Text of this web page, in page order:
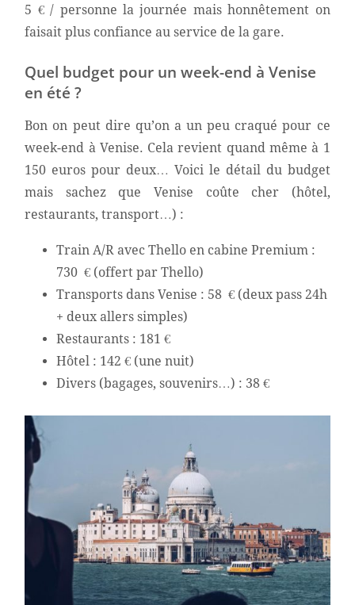
5 € / personne la journée mais honnêtement on
faisait plus confiance au service de la gare.
Quel budget pour un week-end à Venise
en été ?
Bon on peut dire qu’on a un peu craqué pour ce
week-end à Venise. Cela revient quand même à 1
150 euros pour deux… Voici le détail du budget
mais sachez que Venise coûte cher (hôtel,
restaurants, transport…) :
Train A/R avec Thello en cabine Premium :
730 € (offert par Thello)
Transports dans Venise : 58 € (deux pass 24h
+ deux allers simples)
Restaurants : 181 €
Hôtel : 142 € (une nuit)
Divers (bagages, souvenirs…) : 38 €